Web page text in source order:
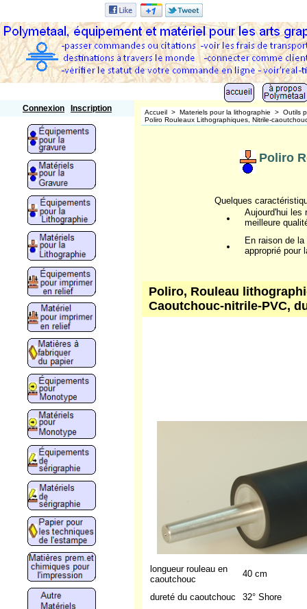
Connexion Inscription Accueil > Materiels pour la lithographie > Outils
Poliro Rouleaux Lithographiques, Nitrile-
Poliro
Quelques
Aujourd'hui les
meilleure
En raison de
approprié pour
Poliro, Rouleau
Caoutchouc-nitrile-PVC,
longueur rouleau en
caoutchouc
40 cm
dureté du caoutchouc
32° Shore